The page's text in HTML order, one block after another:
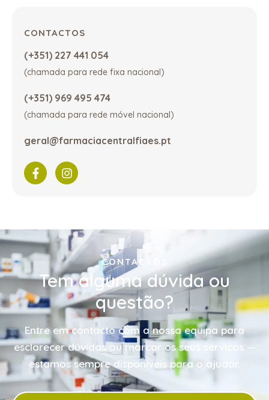
CONTACTOS
(+351) 227 441 054
(chamada para rede fixa nacional)
(+351) 969 495 474
(chamada para rede móvel nacional)
geral@farmaciacentralfiaes.pt
CONTACTOS
Tem alguma dúvida ou
questão?
Entre em contacto com a nossa equipa para
esclarecer dúvidas ou marcar os seus serviços —
estamos sempre disponíveis para o ajudar.